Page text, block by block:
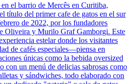
el barrio de Mercês en Curitiba,
título del primer cafe de gatos en el sur
de 2022, por los fundadores
Oliveira y Murilo Graf Gamborgi. Este
estelar donde los visitantes
de cafés especiales—piensa en
únicas como la bebida oversized
un menú de delicias sabrosas como
y sándwiches, todo elaborado con